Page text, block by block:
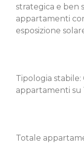
strategica e ben
appartamenti
esposizione
Tipologia stabile:
appartamenti su
Totale